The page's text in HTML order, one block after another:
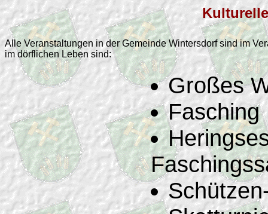
Alle Veranstaltungen in der Gemeinde Wintersdorf sind im
im dörflichen Leben sind:
Großes
Fasching